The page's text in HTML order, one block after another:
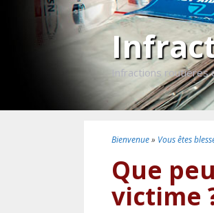
Infractions routières
Bienvenue» Vous êtes
Que
victime